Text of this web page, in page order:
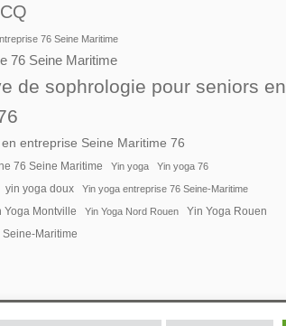
76 Seine Maritime
76 Seine Maritime
de sophrologie pour seniors en
entreprise Seine Maritime 76
76 Seine Maritime Yin yoga Yin yoga 76
yin yoga doux Yin yoga entreprise 76 Seine-Maritime
Yoga Montville Yin Yoga Nord Rouen Yin Yoga Rouen
Maritime